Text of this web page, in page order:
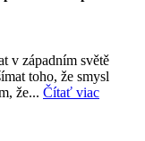
v západním světě
toho, že smysl
že... Čítať viac